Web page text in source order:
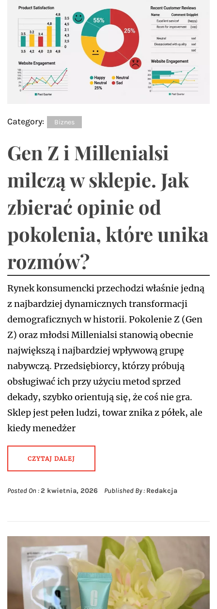
Category: Biznes
Gen Z i Millenialsi
milczą w sklepie. Jak
zbierać opinie od
pokolenia, które unika
rozmów?
Rynek konsumencki przechodzi właśnie jedną
z najbardziej dynamicznych transformacji
demograficznych w historii. Pokolenie Z (Gen
Z) oraz młodsi Millenialsi stanowią obecnie
największą i najbardziej wpływową grupę
nabywczą. Przedsiębiorcy, którzy próbują
obsługiwać ich przy użyciu metod sprzed
dekady, szybko orientują się, że coś nie gra.
Sklep jest pełen ludzi, towar znika z półek, ale
kiedy menedżer
CZYTAJ DALEJ
Posted On :2 kwietnia, 2026 Published By : Redakcja